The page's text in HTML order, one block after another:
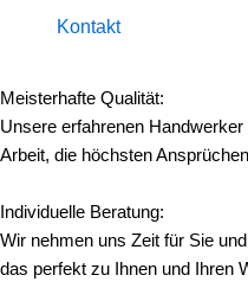
Kontakt
Meisterhafte Qualität:
Unsere erfahrenen
Arbeit, die höchsten
Individuelle Beratung:
Wir nehmen uns Zeit für Sie
das perfekt zu Ihnen und Ihren